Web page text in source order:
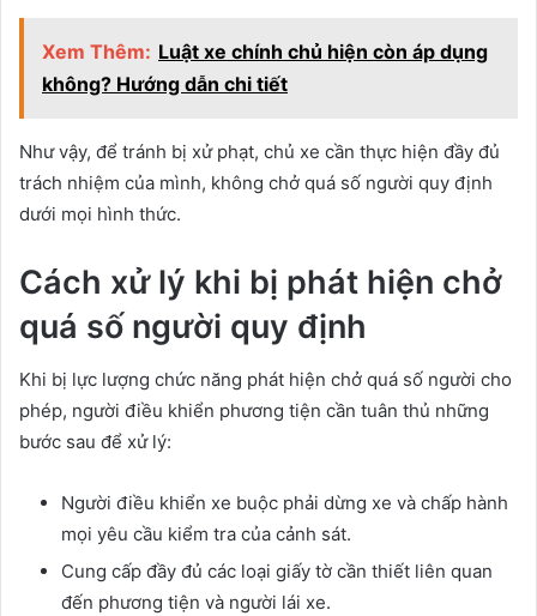
Xem Thêm: Luật xe chính chủ hiện còn áp dụng
không? Hướng dẫn chi tiết
Như vậy, để tránh bị xử phạt, chủ xe cần thực hiện đầy đủ
trách nhiệm của mình, không chở quá số người quy định
dưới mọi hình thức.
Cách xử lý khi bị phát hiện chở
quá số người quy định
Khi bị lực lượng chức năng phát hiện chở quá số người cho
phép, người điều khiển phương tiện cần tuân thủ những
bước sau để xử lý:
Người điều khiển xe buộc phải dừng xe và chấp hành
mọi yêu cầu kiểm tra của cảnh sát.
Cung cấp đầy đủ các loại giấy tờ cần thiết liên quan
đến phương tiện và người lái xe.